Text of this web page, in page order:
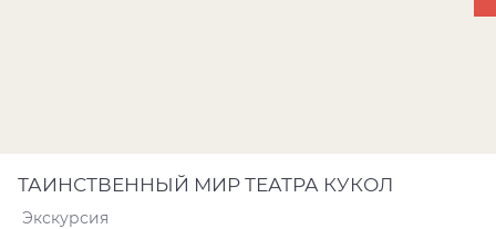
ТАИНСТВЕННЫЙ МИР ТЕАТРА КУКОЛ
Экскурсия